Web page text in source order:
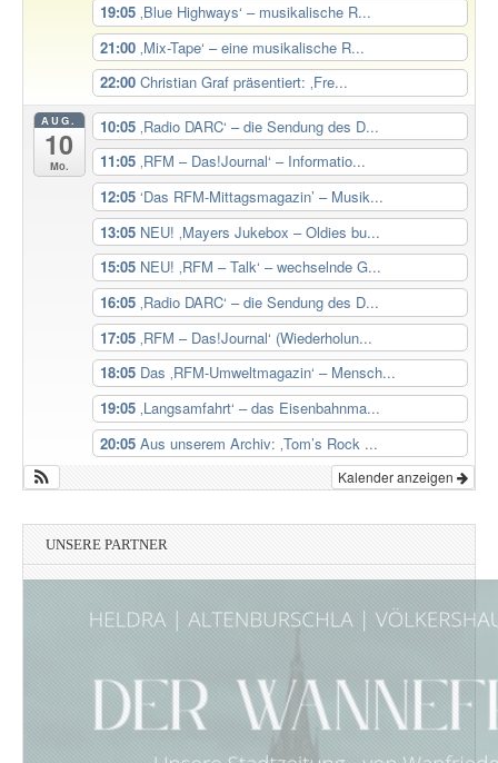
19:05 ‚Blue Highways‘ – musikalische R...
21:00 ‚Mix-Tape‘ – eine musikalische R...
22:00 Christian Graf präsentiert: ‚Fre...
AUG.
10
Mo.
10:05 ‚Radio DARC‘ – die Sendung des D...
11:05 ‚RFM – Das!Journal‘ – Informatio...
12:05 ‘Das RFM-Mittagsmagazin’ – Musik...
13:05 NEU! ‚Mayers Jukebox – Oldies bu...
15:05 NEU! ‚RFM – Talk‘ – wechselnde G...
16:05 ‚Radio DARC‘ – die Sendung des D...
17:05 ‚RFM – Das!Journal‘ (Wiederholun...
18:05 Das ‚RFM-Umweltmagazin‘ – Mensch...
19:05 ‚Langsamfahrt‘ – das Eisenbahnma...
20:05 Aus unserem Archiv: ‚Tom’s Rock ...
Kalender anzeigen
UNSERE PARTNER